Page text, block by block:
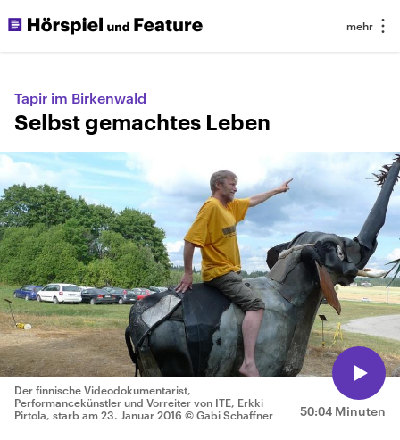
Tapir im Birkenwald
Selbst gemachtes Leben
50:04 Minuten
Der finnische Videodokumentarist,
Performancekünstler und Vorreiter von ITE, Erkki
Pirtola, starb am 23. Januar 2016 © Gabi Schaffner